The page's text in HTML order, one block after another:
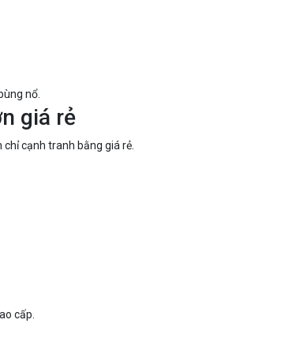
nổ.
giá rẻ
cạnh tranh bằng giá rẻ.
cấp.